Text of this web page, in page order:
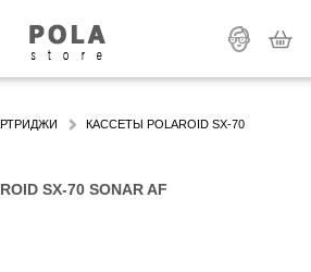
КАССЕТЫ POLAROID SX-70
SX-70 SONAR AF